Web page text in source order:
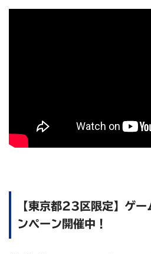
【東京都23区限定】ゲー
ンペーン開催中！